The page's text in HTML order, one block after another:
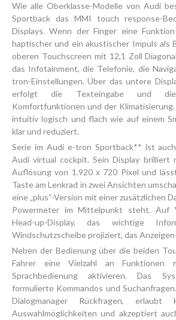
Wie alle Oberklasse-Modelle von Audi
Sportback das MMI touch response-
Displays. Wenn der Finger eine
haptischer und ein akustischer Impuls als
oberen Touchscreen mit 12,1 Zoll
das Infotainment, die Telefonie, die
tron-Einstellungen. Über das untere
erfolgt die Texteingabe und
Komfortfunktionen und der
intuitiv logisch und flach wie auf einem
klar und reduziert.
Serie im Audi e-tron Sportback** ist
Audi virtual cockpit. Sein Display brilliert
Auflösung von 1.920 x 720 Pixel und
Taste am Lenkrad in zwei Ansichten
eine „plus“-Version mit einer zusätzlichen
Powermeter im Mittelpunkt steht. Auf
Head-up-Display, das wichtige
Windschutzscheibe projiziert, das
Neben der Bedienung über die beiden
Fahrer eine Vielzahl an Funktionen
Sprachbedienung aktivieren. Das
formulierte Kommandos und
Dialogmanager Rückfragen, erlaubt
Auswahlmöglichkeiten und akzeptiert